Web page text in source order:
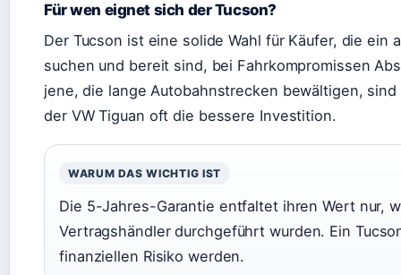
Für wen eignet sich der Tucson?
Der Tucson ist eine solide Wahl für Käufer, die ein
suchen und bereit sind, bei Fahrkompromissen
jene, die lange Autobahnstrecken bewältigen,
der VW Tiguan oft die bessere Investition.
WARUM DAS WICHTIG IST
Die 5-Jahres-Garantie entfaltet ihren Wert nur,
Vertragshändler durchgeführt wurden. Ein
finanziellen Risiko werden.